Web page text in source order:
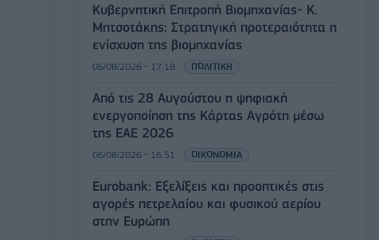
Κυβερνητική Επιτροπή Βιομηχανίας- Κ.
Μητσοτάκης: Στρατηγική προτεραιότητα η
ενίσχυση της βιομηχανίας
06/08/2026 - 17:18 ΠΟΛΙΤΙΚΗ
Από τις 28 Αυγούστου η ψηφιακή
ενεργοποίηση της Κάρτας Αγρότη μέσω
της ΕΑΕ 2026
06/08/2026 - 16:51 ΟΙΚΟΝΟΜΙΑ
Eurobank: Εξελίξεις και προοπτικές στις
αγορές πετρελαίου και φυσικού αερίου
στην Ευρώπη